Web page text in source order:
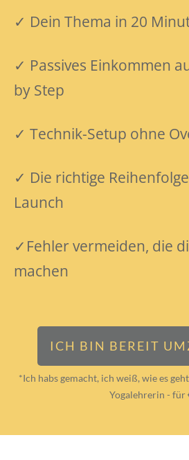
✓ Dein Thema in 20
✓ Passives Einkommen
by Step
✓ Technik-Setup ohne
✓ Die richtige
Launch
✓Fehler vermeiden, die
machen
ICH BIN BEREIT
*Ich habs gemacht, ich weiß, wie es
Yogalehrerin - für